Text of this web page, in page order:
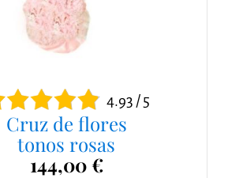
4.93 / 5
Cruz de flores
tonos rosas
144,00 €